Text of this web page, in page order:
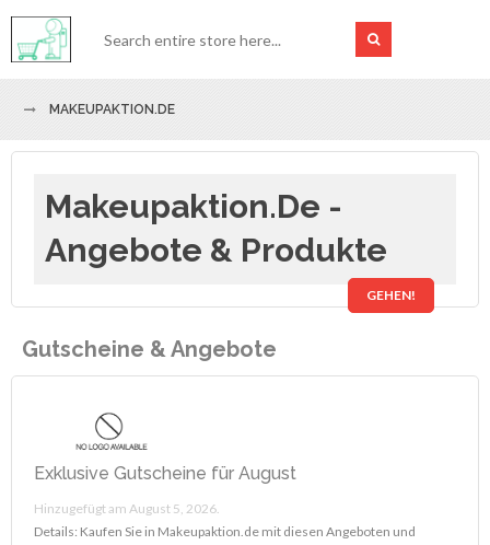
MAKEUPAKTION.DE
Makeupaktion.de -
Angebote & Produkte
GEHEN!
Gutscheine & Angebote
Exklusive Gutscheine für August
Hinzugefügt am August 5, 2026.
Details: Kaufen Sie in Makeupaktion.de mit diesen Angeboten und